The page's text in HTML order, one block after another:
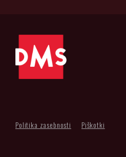
Politika zasebnosti Piškotki